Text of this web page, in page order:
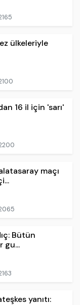
ülkeleriyle
16 il için 'sarı'
maçı
Bütün
gu...
yanıtı: